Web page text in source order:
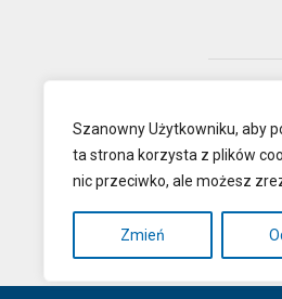
Szanowny Użytkowniku, aby
ta strona korzysta z plików
nic przeciwko, ale możesz
Zmień